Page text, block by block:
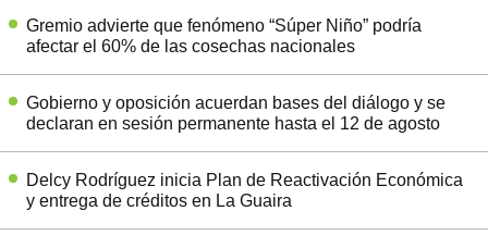
Gremio advierte que fenómeno “Súper Niño” podría
afectar el 60% de las cosechas nacionales
Gobierno y oposición acuerdan bases del diálogo y se
declaran en sesión permanente hasta el 12 de agosto
Delcy Rodríguez inicia Plan de Reactivación Económica
y entrega de créditos en La Guaira